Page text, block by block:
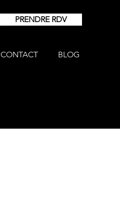
PRENDRE RDV
CONTACT BLOG